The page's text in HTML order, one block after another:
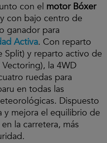
con el motor Bóxer
con bajo centro de
ganador para
Activa. Con reparto
Split) y reparto activo de
la 4WD
ruedas para
en todas las
Dispuesto
mejora el equilibrio de
la carretera, más